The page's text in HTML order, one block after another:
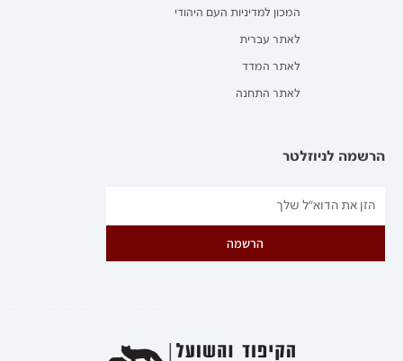
המכון למדיניות העם היהודי
לאתר עברית
לאתר המדד
לאתר התחנה
הרשמה לניוזלטר
הרשמה